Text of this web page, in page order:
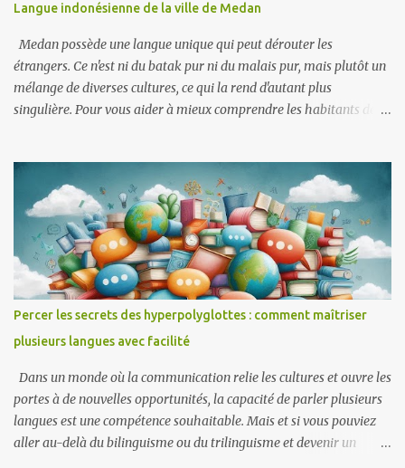
personnes sourdes, en particulier dans des contextes formels. Pour
simplifier, SIBI est la langue standard et Bisindo est la langue
familière. J'a...
Langue indonésienne de la ville de Medan
Medan possède une langue unique qui peut dérouter les
étrangers. Ce n'est ni du batak pur ni du malais pur, mais plutôt un
mélange de diverses cultures, ce qui la rend d'autant plus
singulière. Pour vous aider à mieux comprendre les habitants de
expressions emblématiques, vous vous sentirez instantanément
comme un local. Transports et lieux Becak Hantu = Pousse-pousse
motorisé qui va très vite Galon = Station-service Kede Aceh =
Épicerie (généralement tenue par des Acehnais) Kede Sampah =
Petit magasin vendant des légumes et des articles de cuisine.
Kereta = Moto Monja/Monza = Lieu de vente de vêtements
d'occasion importés (origine du mot : Monginsidi Plaza) Pajak =
Marché (lieu d'achat et de vente de légumes, de viande ou de
produits de première nécessité) Pasar = Route pavée Pinggir! = Dit
au conducteur de transport en commun lorsqu'un passa...
Percer les secrets des hyperpolyglottes : comment maîtriser
plusieurs langues avec facilité
Dans un monde où la communication relie les cultures et ouvre les
portes à de nouvelles opportunités, la capacité de parler plusieurs
langues est une compétence souhaitable. Mais et si vous pouviez
aller au-delà du bilinguisme ou du trilinguisme et devenir un